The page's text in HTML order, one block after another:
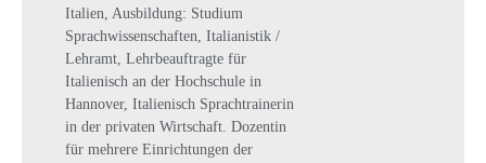
Italien, Ausbildung: Studium
Sprachwissenschaften, Italianistik /
Lehramt, Lehrbeauftragte für
Italienisch an der Hochschule in
Hannover, Italienisch Sprachtrainerin
in der privaten Wirtschaft. Dozentin
für mehrere Einrichtungen der